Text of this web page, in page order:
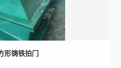
形铸铁拍门